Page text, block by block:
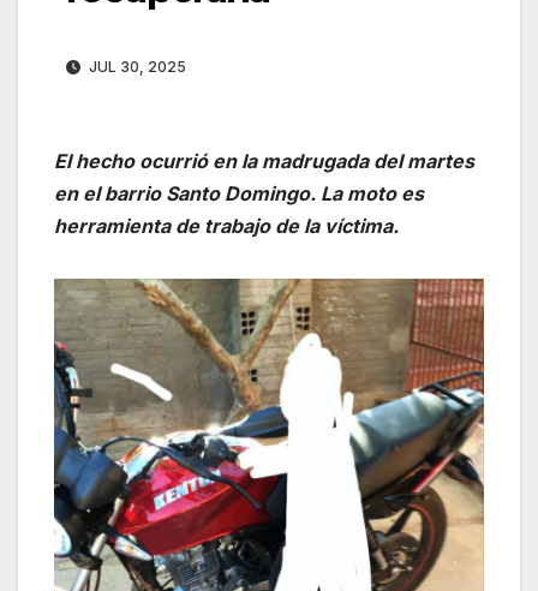
JUL 30, 2025
El hecho ocurrió en la madrugada del martes
en el barrio Santo Domingo. La moto es
herramienta de trabajo de la víctima.